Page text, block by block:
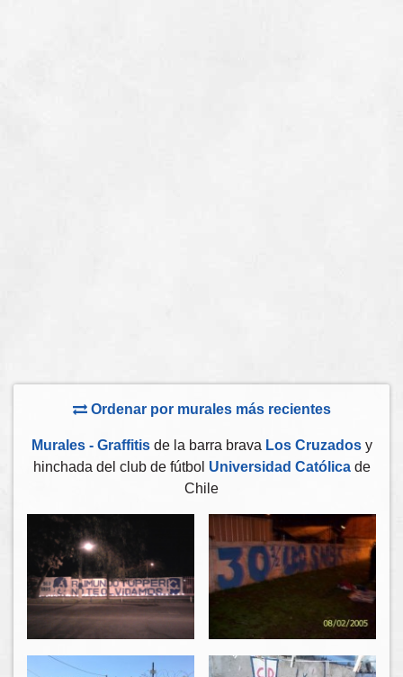
Ordenar por murales más recientes
Murales - Graffitisde la barra brava Los Cruzadosy
hinchada del club de fútbol Universidad Católicade
Chile